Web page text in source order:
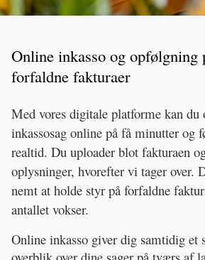
Online inkasso og opfølgning
forfaldne fakturaer
Med vores digitale platforme kan du
inkassosag online på få minutter og
realtid. Du uploader blot fakturaen
oplysninger, hvorefter vi tager over.
nemt at holde styr på forfaldne
antallet vokser.
Online inkasso giver dig samtidig et